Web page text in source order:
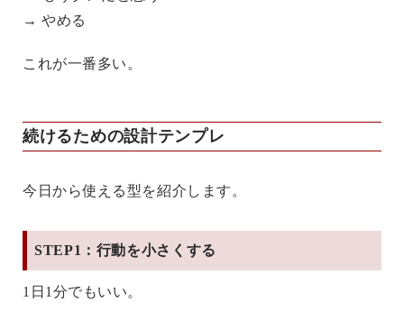
→ やめる
これが一番多い。
続けるための設計テンプレ
今日から使える型を紹介します。
STEP1：行動を小さくする
1日1分でもいい。